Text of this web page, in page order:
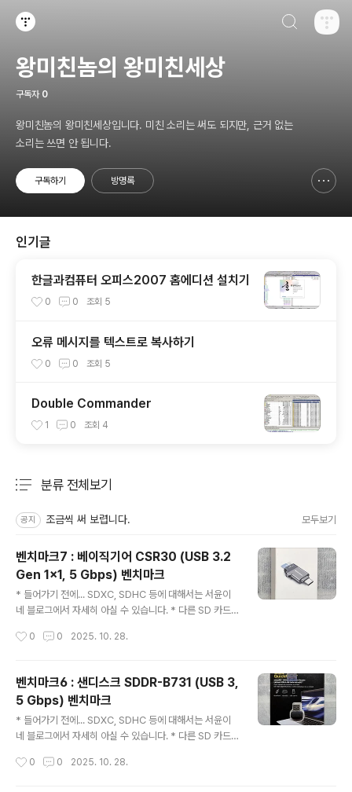
왕미친놈의 왕미친세상
구독자 0
왕미친놈의 왕미친세상입니다. 미친 소리는 써도 되지만, 근거 없는
소리는 쓰면 안 됩니다.
구독하기 방명록
인기글
한글과컴퓨터 오피스2007 홈에디션 설치기
0 0 조회 5
오류 메시지를 텍스트로 복사하기
0 0 조회 5
Double Commander
1 0 조회 4
분류 전체보기
공지 조금씩 써 보렵니다. 모두보기
벤치마크7 : 베이직기어 CSR30 (USB 3.2
Gen 1x1, 5 Gbps) 벤치마크
* 들어가기 전에... SDXC, SDHC 등에 대해서는 서윤이
네 블로그에서 자세히 아실 수 있습니다. * 다른 SD 카드
치마크 01 참조 / 벤치마크 02 참조 / 벤치마크 03 참조 /
벤치마크7 : 베이직기어 CSR30 (USB 3.2 Gen 1x1, 5
Gbps) 벤치마크제품사진제품 설명이 좀 특이한데, C타입
USB 3.2 Gen 1x1 이라고 나온다. 이는 USB3 1세대(전
송률 5 Gbps), 레인 1개(1 Lane)만 쓴다는 의미다. USB
3.2 2X2까지 있으며, 이것은 USB 3.2 Gen 2 (전송률 1
0 0 2025. 10. 28.
벤치마크6 : 샌디스크 SDDR-B731 (USB 3,
5 Gbps) 벤치마크
* 들어가기 전에... SDXC, SDHC 등에 대해서는 서윤이
네 블로그에서 자세히 아실 수 있습니다. * 다른 SD 카드
치마크 01 참조 / 벤치마크 02 참조 / 벤치마크 03 참조 /
0 0 2025. 10. 28.